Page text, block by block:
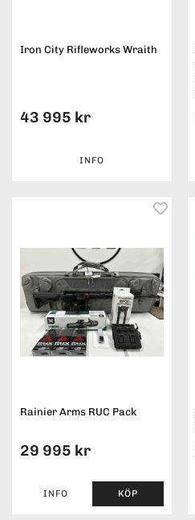
Iron City Rifleworks Wraith
43 995 kr
INFO
Rainier Arms RUC Pack
29 995 kr
INFO KÖP